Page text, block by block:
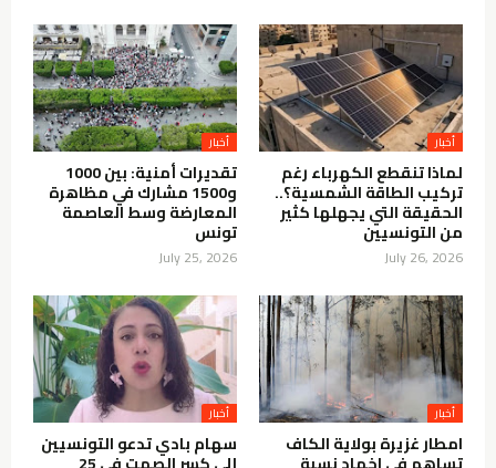
أخبار
لماذا تنقطع الكهرباء رغم
تركيب الطاقة الشمسية؟..
الحقيقة التي يجهلها كثير
من التونسيين
July 26, 2026
أخبار
تقديرات أمنية: بين 1000
و1500 مشارك في مظاهرة
المعارضة وسط العاصمة
تونس
July 25, 2026
أخبار
امطار غزيرة بولاية الكاف
أخبار
سهام بادي تدعو التونسيين